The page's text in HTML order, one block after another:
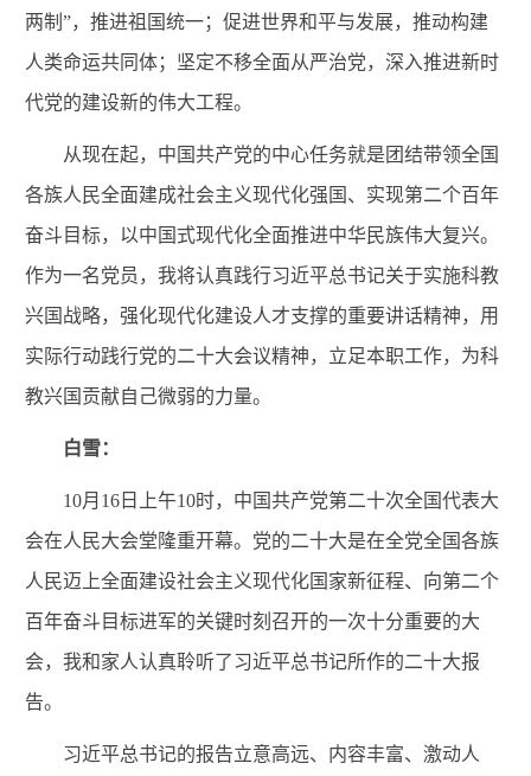
两制”，推进祖国统一；促进世界和平与发展，推动构建
人类命运共同体；坚定不移全面从严治党，深入推进新时
代党的建设新的伟大工程。
从现在起，中国共产党的中心任务就是团结带领全国
各族人民全面建成社会主义现代化强国、实现第二个百年
奋斗目标，以中国式现代化全面推进中华民族伟大复兴。
作为一名党员，我将认真践行习近平总书记关于实施科教
兴国战略，强化现代化建设人才支撑的重要讲话精神，用
实际行动践行党的二十大会议精神， 立足本职工作， 为科
教兴国 贡献自己微弱的力量。
白雪：
10月16日上午10时，中国共产党第二十次全国代表大
会在人民大会堂隆重开幕。党的二十大是在全党全国各族
人民迈上全面建设社会主义现代化国家新征程、向第二个
百年奋斗目标进军的关键时刻召开的一次十分重要的大
会，我和家人认真聆听了习近平总书记所作的二十大报
告。
习近平总书记的报告立意高远、内容丰富、激动人